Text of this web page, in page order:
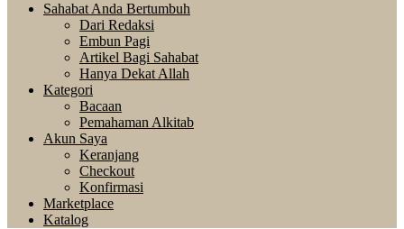
Sahabat Anda Bertumbuh
Dari Redaksi
Embun Pagi
Artikel Bagi Sahabat
Hanya Dekat Allah
Kategori
Bacaan
Pemahaman Alkitab
Akun Saya
Keranjang
Checkout
Konfirmasi
Marketplace
Katalog